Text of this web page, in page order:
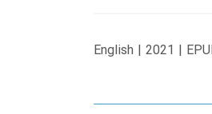
English | 2021 |